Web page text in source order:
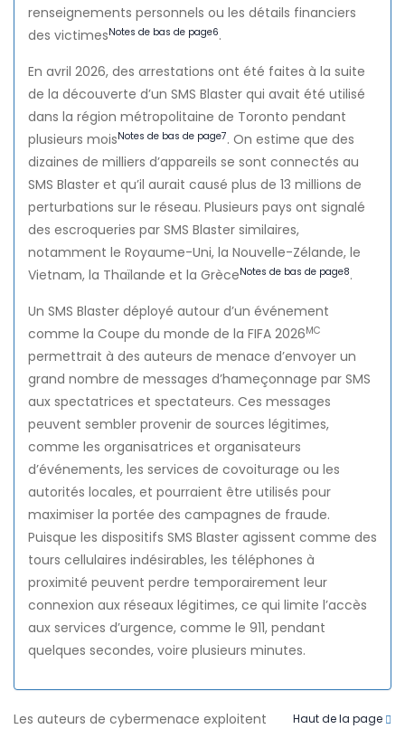
renseignements personnels ou les détails financiers
des victimesNotes de bas de page6.
En avril 2026, des arrestations ont été faites à la suite
de la découverte d’un SMS Blaster qui avait été utilisé
dans la région métropolitaine de Toronto pendant
plusieurs moisNotes de bas de page7. On estime que des
dizaines de milliers d’appareils se sont connectés au
SMS Blaster et qu’il aurait causé plus de 13 millions de
perturbations sur le réseau. Plusieurs pays ont signalé
des escroqueries par SMS Blaster similaires,
notamment le Royaume-Uni, la Nouvelle-Zélande, le
Vietnam, la Thaïlande et la GrèceNotes de bas de page8.
Un SMS Blaster déployé autour d’un événement
comme la Coupe du monde de la FIFA 2026MC
permettrait à des auteurs de menace d’envoyer un
grand nombre de messages d’hameçonnage par SMS
aux spectatrices et spectateurs. Ces messages
peuvent sembler provenir de sources légitimes,
comme les organisatrices et organisateurs
d’événements, les services de covoiturage ou les
autorités locales, et pourraient être utilisés pour
maximiser la portée des campagnes de fraude.
Puisque les dispositifs SMS Blaster agissent comme des
tours cellulaires indésirables, les téléphones à
proximité peuvent perdre temporairement leur
connexion aux réseaux légitimes, ce qui limite l’accès
aux services d’urgence, comme le 911, pendant
quelques secondes, voire plusieurs minutes.
Haut de la page
Les auteurs de cybermenace exploitent